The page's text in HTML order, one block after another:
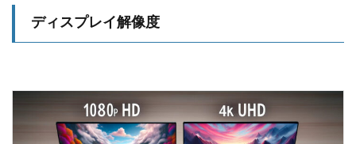
ディスプレイ解像度